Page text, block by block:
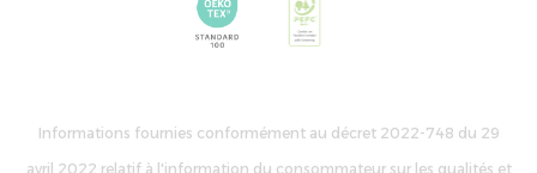
Informations fournies conformément au décret 2022-748 du 29
avril 2022 relatif à l'information du consommateur sur les qualités et